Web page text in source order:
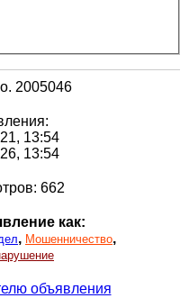
2005046
13:54
13:54
662
как:
, Мошенничество,
объявления